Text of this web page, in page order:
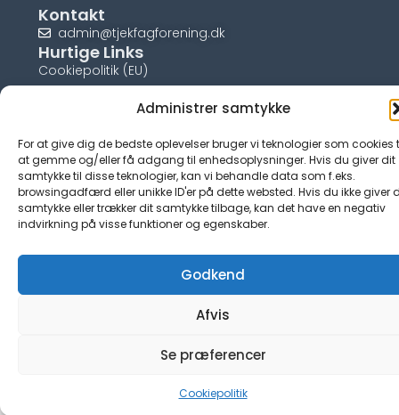
Administrer samtykke
For at give dig de bedste oplevelser bruger vi teknologier som cookies
at gemme og/eller få adgang til enhedsoplysninger. Hvis du giver dit
samtykke til disse teknologier, kan vi behandle data som f.eks.
browsingadfærd eller unikke ID'er på dette websted. Hvis du ikke giver
samtykke eller trækker dit samtykke tilbage, kan det have en negativ
indvirkning på visse funktioner og egenskaber.
Godkend
Afvis
Se præferencer
Cookiepolitik
Kontakt
admin@tjekfagforening.dk
Hurtige Links
Cookiepolitik (EU)
© tjek-fagforening.dk